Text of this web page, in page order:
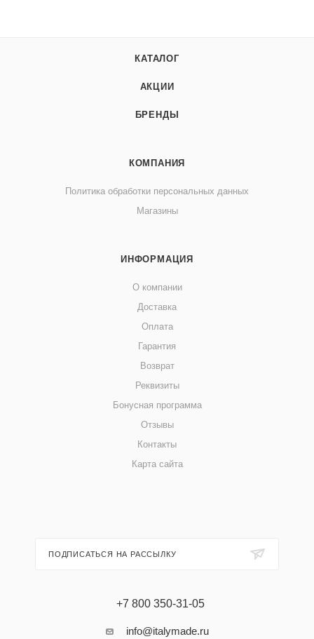
КАТАЛОГ
АКЦИИ
БРЕНДЫ
КОМПАНИЯ
Политика обработки персональных данных
Магазины
ИНФОРМАЦИЯ
О компании
Доставка
Оплата
Гарантия
Возврат
Реквизиты
Бонусная программа
Отзывы
Контакты
Карта сайта
ПОДПИСАТЬСЯ НА РАССЫЛКУ
+7 800 350-31-05
info@italymade.ru